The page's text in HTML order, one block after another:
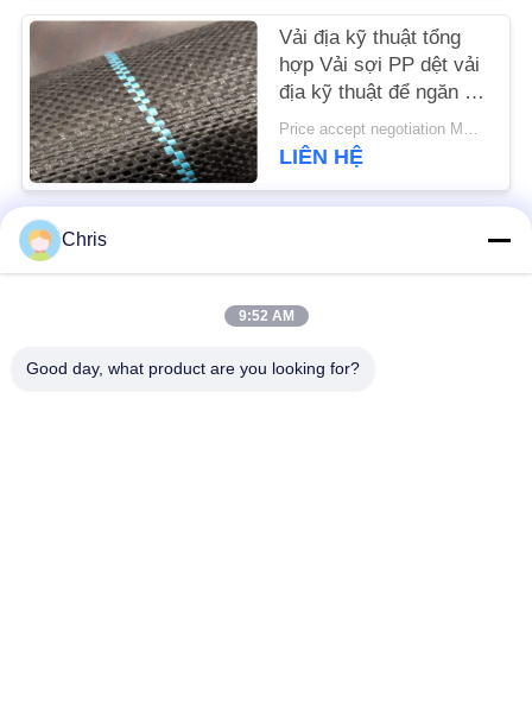
SITEMAP
PRIVACY
POLICY
Vải địa kỹ thuật tổng
hợp Vải sợi PP dệt vải
địa kỹ thuật để ngăn cỏ
mọc
Price accept negotiation MOQ:1000 m2
LIÊN HỆ
Danh mục phổ biến
Chris
9:52 AM
Good day, what product are you looking for?